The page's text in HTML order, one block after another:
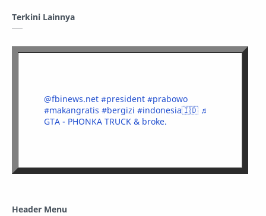
Terkini Lainnya
@fbinews.net #president #prabowo
#makangratis #bergizi #indonesia🇮🇩 ♬
GTA - PHONKA TRUCK & broke.
Header Menu